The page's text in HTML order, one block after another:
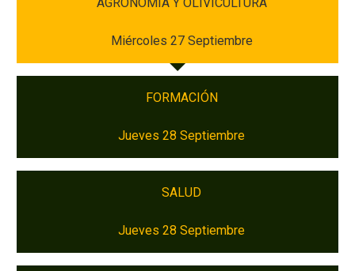
AGRONOMÍA Y OLIVICULTURA
Miércoles 27 Septiembre
FORMACIÓN
Jueves 28 Septiembre
SALUD
Jueves 28 Septiembre